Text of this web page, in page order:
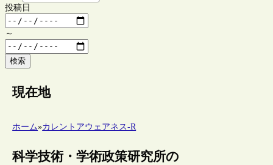
投稿日
～
検索
現在地
ホーム»カレントアウェアネス-R
科学技術・学術政策研究所の